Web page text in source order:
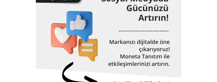
de imza atıyor. 61 yıllık tarihinde altmış biri aşkın dev proje,
Türk Loydu’nun da imzası ve çalışmalarıyla hayata geçti.
İstanbul Havalimanı, Akkuyu Nükleer Güç Santrali, Yavuz
Sultan Selim Köprüsü, Osman Gazi Köprüsü, 1915
Çanakkale Köprüsü, Yüksek Hızlı Tren, TCG Anadolu
Gemisi, Nene Hatun Sondaj Gemisi, Rize-Artvin Havalimanı,
birçok futbol stadyumu bunlardan sadece birkaçıdır.